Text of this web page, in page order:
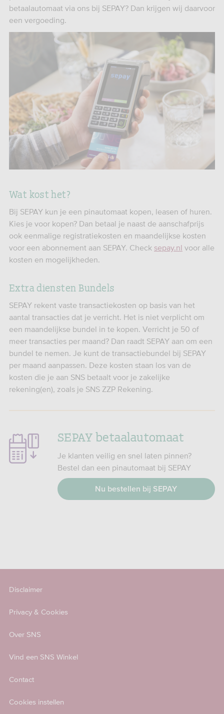
betaalautomaat via ons bij SEPAY? Dan krijgen wij daarvoor
een vergoeding.
Wat kost het?
Bij SEPAY kun je een pinautomaat kopen, leasen of huren.
Kies je voor kopen? Dan betaal je naast de aanschafprijs
ook eenmalige registratiekosten en maandelijkse kosten
voor een abonnement aan SEPAY. Check sepay.nl voor alle
kosten en mogelijkheden.
Extra diensten Bundels
SEPAY rekent vaste transactiekosten op basis van het
aantal transacties dat je verricht. Het is niet verplicht om
een maandelijkse bundel in te kopen. Verricht je 50 of
meer transacties per maand? Dan raadt SEPAY aan om een
bundel te nemen. Je kunt de transactiebundel bij SEPAY
per maand aanpassen. Deze kosten staan los van de
kosten die je aan SNS betaalt voor je zakelijke
rekening(en), zoals je SNS ZZP Rekening.
SEPAY betaalautomaat
Je klanten veilig en snel laten pinnen?
Bestel dan een pinautomaat bij SEPAY
Nu bestellen bij SEPAY
Disclaimer
Privacy & Cookies
Over SNS
Vind een SNS Winkel
Contact
Cookies instellen